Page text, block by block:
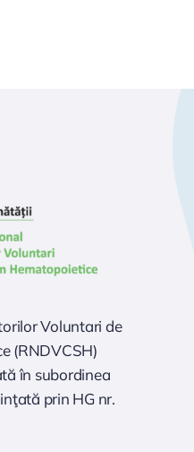
Voluntari de
(RNDVCSH)
în subordinea
prin HG nr.